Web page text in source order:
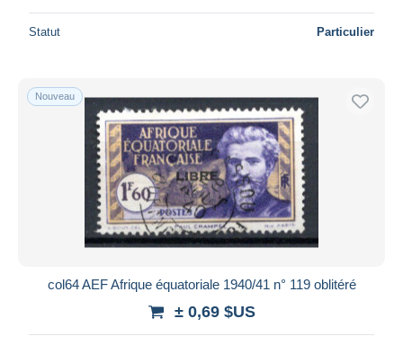
Statut Particulier
Nouveau
col64 AEF Afrique équatoriale 1940/41 n° 119 oblitéré
± 0,69 $US